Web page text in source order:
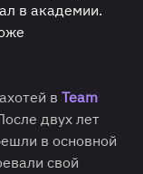
в академии.
в Team
двух лет
в основной
свой